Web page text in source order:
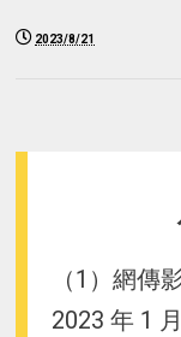
2023/8/21
（1）網傳
2023 年 1